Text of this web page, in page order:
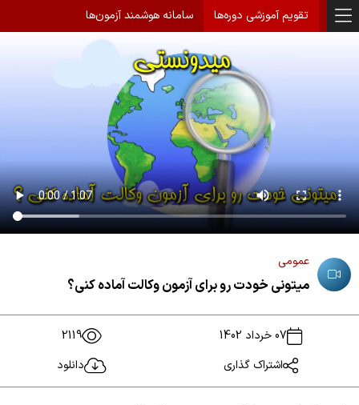
تقویم آموزشی دوره‌ها سامانه هوشمند آزمون‌ها
میتونی خودت رو برای آزمون وکالت آماده کنی؟
عمومی
07 خرداد 1402
2119
اشتراک گذاری
دانلود